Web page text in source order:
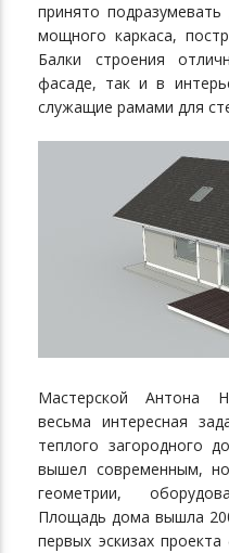
принято
мощного каркаса,
Балки строения
фасаде, так и в
служащие рамами для
Мастерской Антона
весьма интересная
теплого загородного
вышел современным,
геометрии,
Площадь дома вышла
первых эскизах